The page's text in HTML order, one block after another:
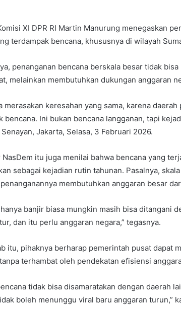
XI DPR RI Martin Manurung menegaskan
terdampak bencana, khususnya di wilayah
penanganan bencana berskala besar tidak
melainkan membutuhkan dukungan anggaran
merasakan keresahan yang sama, karena
bencana. Ini bukan bencana langganan, tapi
Jakarta, Selasa, 3 Februari 2026.
NasDem itu juga menilai bahwa bencana yang
sebagai kejadian rutin tahunan. Pasalnya,
membutuhkan anggaran besar
banjir biasa mungkin masih bisa ditangani
dan itu perlu anggaran negara,” tegasnya.
itu, pihaknya berharap pemerintah pusat dapat
terhambat oleh pendekatan efisiensi
tidak bisa disamaratakan dengan daerah
boleh menunggu viral baru anggaran turun,”